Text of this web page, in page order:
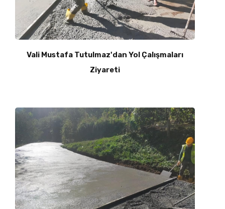
Vali Mustafa Tutulmaz'dan Yol Çalışmaları
Ziyareti